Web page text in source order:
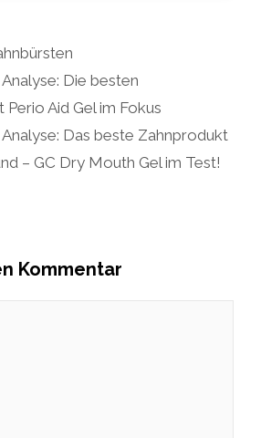
Die besten
Aid Gel im Fokus
Das beste Zahnprodukt
– GC Dry Mouth Gel im Test!
Kommentar